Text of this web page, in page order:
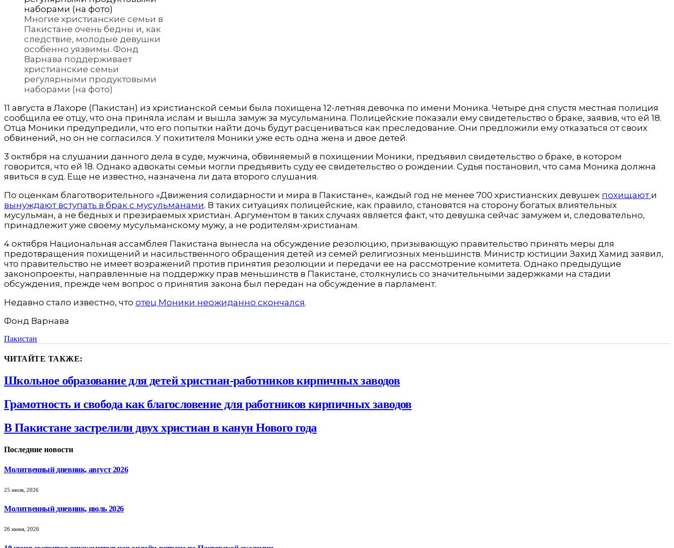
Многие христианские семьи в
Пакистане очень бедны и, как
следствие, молодые девушки
особенно уязвимы. Фонд
Варнава поддерживает
христианские семьи
регулярными продуктовыми
наборами (на фото)
11 августа в Лахоре (Пакистан) из христианской семьи была похищена 12-летняя девочка по имени Моника. Четыре дня спустя местная полиция
сообщила ее отцу, что она приняла ислам и вышла замуж за мусульманина. Полицейские показали ему свидетельство о браке, заявив, что ей 18.
Отца Моники предупредили, что его попытки найти дочь будут расцениваться как преследование. Они предложили ему отказаться от своих
обвинений, но он не согласился. У похитителя Моники уже есть одна жена и двое детей.
3 октября на слушании данного дела в суде, мужчина, обвиняемый в похищении Моники, предъявил свидетельство о браке, в котором
говорится, что ей 18. Однако адвокаты семьи могли предъявить суду ее свидетельство о рождении. Судья постановил, что сама Моника должна
явиться в суд. Еще не известно, назначена ли дата второго слушания.
По оценкам благотворительного «Движения солидарности и мира в Пакистане», каждый год не менее 700 христианских девушек похищают и
вынуждают вступать в брак с мусульманами. В таких ситуациях полицейские, как правило, становятся на сторону богатых влиятельных
мусульман, а не бедных и презираемых христиан. Аргументом в таких случаях является факт, что девушка сейчас замужем и, следовательно,
принадлежит уже своему мусульманскому мужу, а не родителям-христианам.
4 октября Национальная ассамблея Пакистана вынесла на обсуждение резолюцию, призывающую правительство принять меры для
предотвращения похищений и насильственного обращения детей из семей религиозных меньшинств. Министр юстиции Захид Хамид заявил,
что правительство не имеет возражений против принятия резолюции и передачи ее на рассмотрение комитета. Однако предыдущие
законопроекты, направленные на поддержку прав меньшинств в Пакистане, столкнулись со значительными задержками на стадии
обсуждения, прежде чем вопрос о принятия закона был передан на обсуждение в парламент.
Недавно стало известно, что отец Моники неожиданно скончался.
Фонд Варнава
Пакистан
ЧИТАЙТЕ ТАКЖЕ:
Школьное образование для детей христиан-работников кирпичных заводов
Грамотность и свобода как благословение для работников кирпичных заводов
В Пакистане застрелили двух христиан в канун Нового года
Последние новости
Молитвенный дневник, август 2026
25 июля, 2026
Молитвенный дневник, июль 2026
26 июня, 2026